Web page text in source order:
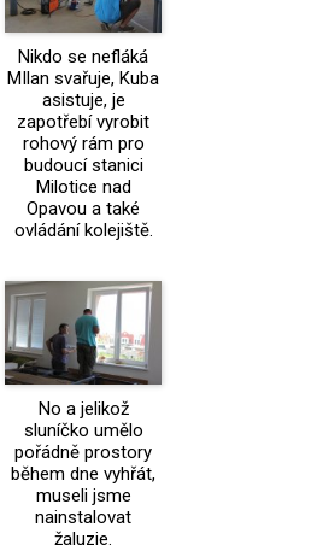
Nikdo se nefláká
MIlan svařuje, Kuba
asistuje, je
zapotřebí vyrobit
rohový rám pro
budoucí stanici
Milotice nad
Opavou a také
ovládání kolejiště.
No a jelikož
sluníčko umělo
pořádně prostory
během dne vyhřát,
museli jsme
nainstalovat
žaluzie.